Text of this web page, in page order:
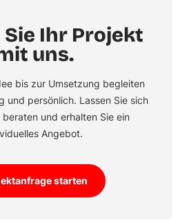
Ihr Projekt
uns.
bis zur Umsetzung begleiten
und persönlich. Lassen Sie sich
und erhalten Sie ein
Angebot.
starten